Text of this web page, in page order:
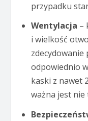
przypadku
Wentylacja –
i wielkość
zdecydowanie
odpowiednio
kaski z nawet
ważna jest nie